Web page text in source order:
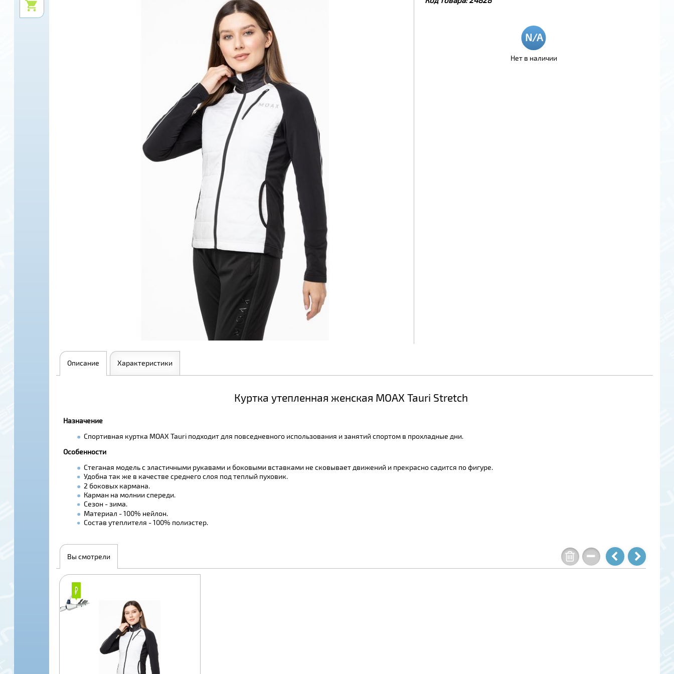
Нет в наличии
Описание Характеристики
Куртка утепленная женская MOAX Tauri Stretch
Назначение
Спортивная куртка MOAX Tauri подходит для повседневного использования и занятий спортом в прохладные дни.
Особенности
Стеганая модель с эластичными рукавами и боковыми вставками не сковывает движений и прекрасно садится по фигуре.
Удобна так же в качестве среднего слоя под теплый пуховик.
2 боковых кармана.
Карман на молнии спереди.
Сезон - зима.
Материал - 100% нейлон.
Состав утеплителя - 100% полиэстер.
Вы смотрели
₽
₽